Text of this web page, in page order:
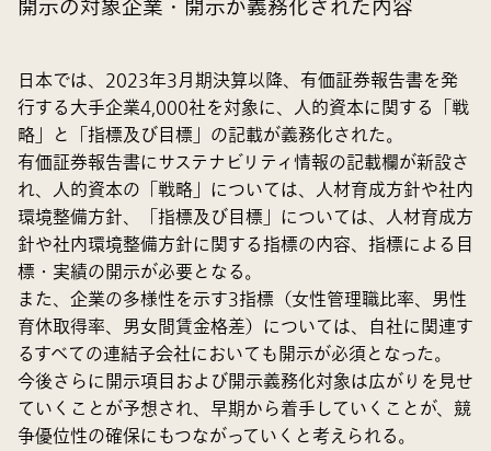
開示の対象企業・開示が義務化された内容
日本では、2023年3月期決算以降、有価証券報告書を発
行する大手企業4,000社を対象に、人的資本に関する「戦
略」と「指標及び目標」の記載が義務化された。
有価証券報告書にサステナビリティ情報の記載欄が新設さ
れ、人的資本の「戦略」については、人材育成方針や社内
環境整備方針、「指標及び目標」については、人材育成方
針や社内環境整備方針に関する指標の内容、指標による目
標・実績の開示が必要となる。
また、企業の多様性を示す3指標（女性管理職比率、男性
育休取得率、男女間賃金格差）については、自社に関連す
るすべての連結子会社においても開示が必須となった。
今後さらに開示項目および開示義務化対象は広がりを見せ
ていくことが予想され、早期から着手していくことが、競
争優位性の確保にもつながっていくと考えられる。